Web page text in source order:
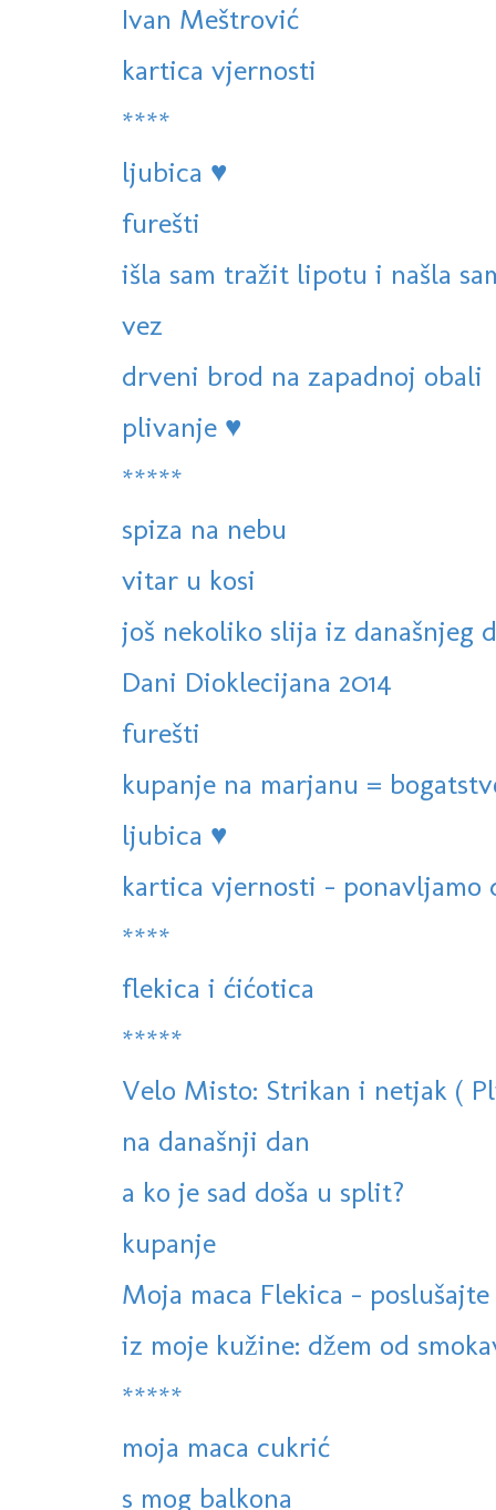
Ivan Meštrović
kartica vjernosti
****
ljubica ♥
furešti
išla sam tražit lipotu i našla
vez
drveni brod na zapadnoj obali
plivanje ♥
*****
spiza na nebu
vitar u kosi
još nekoliko slija iz današnjeg
Dani Dioklecijana 2014
furešti
kupanje na marjanu =
ljubica ♥
kartica vjernosti - ponavljamo
****
flekica i ćićotica
*****
Velo Misto: Strikan i netjak (
na današnji dan
a ko je sad doša u split?
kupanje
Moja maca Flekica -
iz moje kužine: džem od
*****
moja maca cukrić
s mog balkona